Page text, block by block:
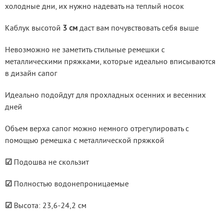
холодные дни, их нужно надевать на теплый носок
Каблук высотой 3 см даст вам почувствовать себя выше
Невозможно не заметить стильные ремешки с
металлическими пряжками, которые идеально вписываются
в дизайн сапог
Идеально подойдут для прохладных осенних и весенних
дней
Объем верха сапог можно немного отрегулировать с
помощью ремешка с металлической пряжкой
☑ Подошва не скользит
☑ Полностью водонепроницаемые
☑ Высота: 23,6-24,2 см